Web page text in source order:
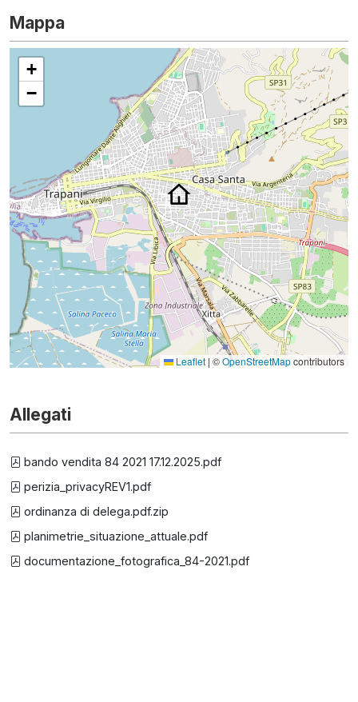
Mappa
+
−
Leaflet | ©OpenStreetMapcontributors
Allegati
bando vendita 84 2021 17.12.2025.pdf
perizia_privacyREV1.pdf
ordinanza di delega.pdf.zip
planimetrie_situazione_attuale.pdf
documentazione_fotografica_84-2021.pdf